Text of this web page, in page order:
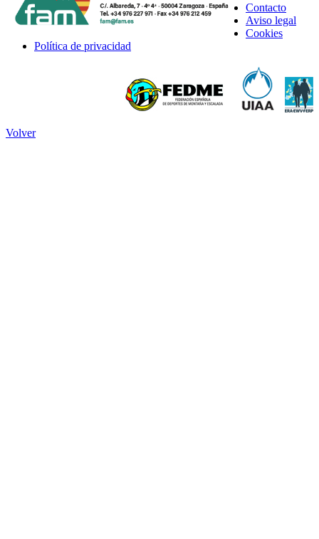
Contacto
Aviso legal
Cookies
Política de privacidad
Volver